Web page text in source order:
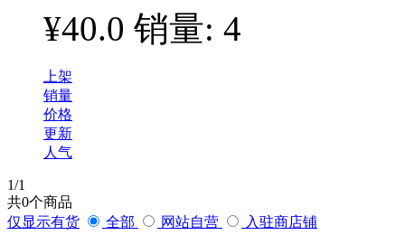
¥40.0 销量: 4
上架
销量
价格
更新
人气
1/1
共0个商品
仅显示有货
全部 网站自营 入驻商店铺